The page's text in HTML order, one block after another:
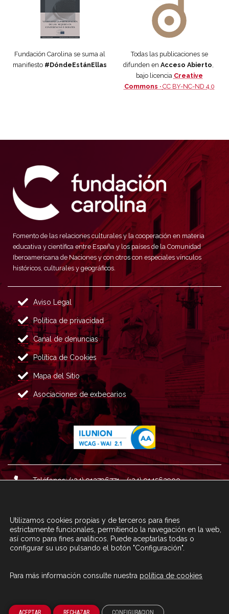
Fundación Carolina se suma al
manifiesto #DóndeEstánEllas
Todas las publicaciones se
difunden en Acceso Abierto
bajo licencia Creative
Commons · CC BY-NC-ND 4.0
Fomento de las relaciones culturales y la cooperación en materia
educativa y científica entre España y los países de la Comunidad
Iberoamericana de Naciones y con otros con especiales vínculos
históricos, culturales y geográficos.
Aviso Legal
Política de privacidad
Canal de denuncias
Política de Cookies
Mapa del Sitio
Asociaciones de exbecarios
Teléfonos: (+34) 913796771 - (+34) 914562900
Correo : informacion@fundacioncarolina.es
CONTACTA CON FCA TRAVÉS DEL
Utilizamos cookies propias y de terceros para fines
estrictamente funcionales, permitiendo la navegación en la web,
así como para fines analíticos. Puede aceptarlas todas o
configurar su uso pulsando el botón "Configuración".
Para más información consulte nuestra política de cookies
ACEPTAR RECHAZAR CONFIGURACION